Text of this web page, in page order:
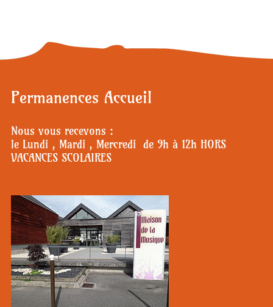
Permanences Accueil
Nous vous recevons :
le Lundi , Mardi , Mercredi de 9h à 12h HORS
VACANCES SCOLAIRES